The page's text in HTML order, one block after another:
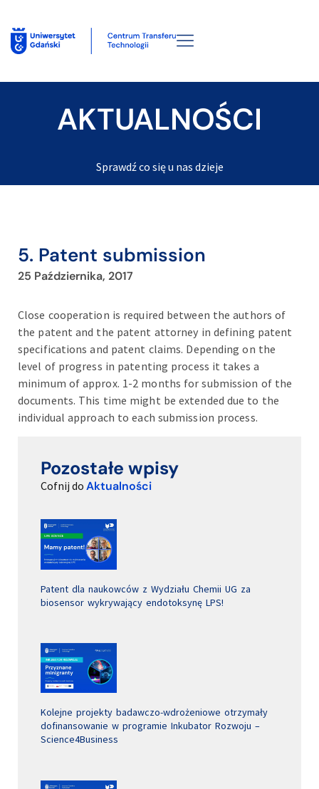
AKTUALNOŚCI
Sprawdź co się u nas dzieje
5. Patent submission
25 Października, 2017
Close cooperation is required between the authors of
the patent and the patent attorney in defining patent
specifications and patent claims. Depending on the
level of progress in patenting process it takes a
minimum of approx. 1-2 months for submission of the
documents. This time might be extended due to the
individual approach to each submission process.
Pozostałe wpisy
Cofnij do Aktualności
Patent dla naukowców z Wydziału Chemii UG za
biosensor wykrywający endotoksynę LPS!
Kolejne projekty badawczo-wdrożeniowe otrzymały
dofinansowanie w programie Inkubator Rozwoju –
Science4Business